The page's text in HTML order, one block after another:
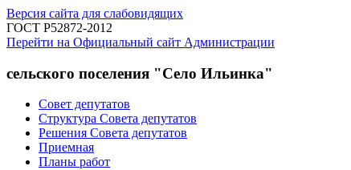
Версия сайта для слабовидящих
ГОСТ Р52872-2012
Перейти на Официальный сайт Администрации
сельского поселения "Село Ильинка"
Совет депутатов
Структура Совета депутатов
Решения Совета депутатов
Приемная
Планы работ